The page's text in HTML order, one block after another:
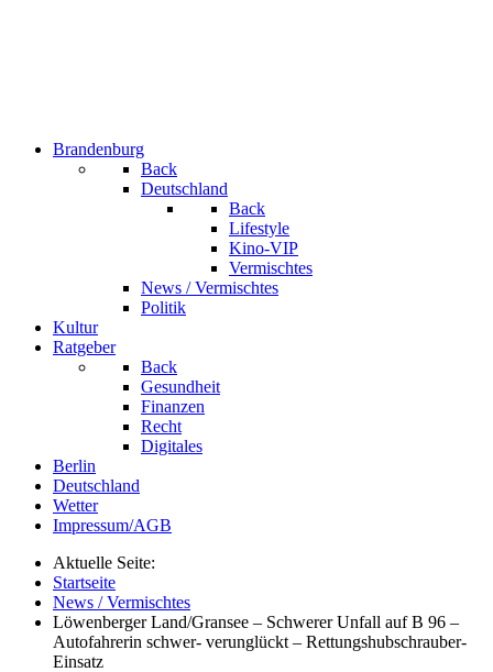
Brandenburg
Back
Deutschland
Back
Lifestyle
Kino-VIP
Vermischtes
News / Vermischtes
Politik
Kultur
Ratgeber
Back
Gesundheit
Finanzen
Recht
Digitales
Berlin
Deutschland
Wetter
Impressum/AGB
Aktuelle Seite:
Startseite
News / Vermischtes
Löwenberger Land/Gransee – Schwerer Unfall auf B 96 –
Autofahrerin schwer- verunglückt – Rettungshubschrauber-
Einsatz